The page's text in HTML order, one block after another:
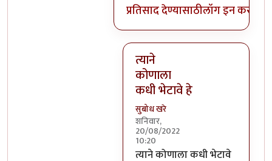
प्रतिसाद देण्यासाठीलॉग इन करा
त्याने
कोणाला
कधी भेटावे हे
सुबोध खरे
शनिवार,
20/08/2022
10:20
In reply toहो, पण त्याचा चित्रपट
त्याने कोणाला कधी भेटावे